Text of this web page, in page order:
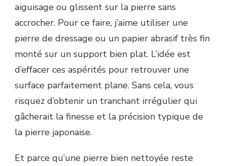
aiguisage ou glissent sur la pierre sans
accrocher. Pour ce faire, j’aime utiliser une
pierre de dressage ou un papier abrasif très fin
monté sur un support bien plat. L’idée est
d’effacer ces aspérités pour retrouver une
surface parfaitement plane. Sans cela, vous
risquez d’obtenir un tranchant irrégulier qui
gâcherait la finesse et la précision typique de
la pierre japonaise.
Et parce qu’une pierre bien nettoyée reste